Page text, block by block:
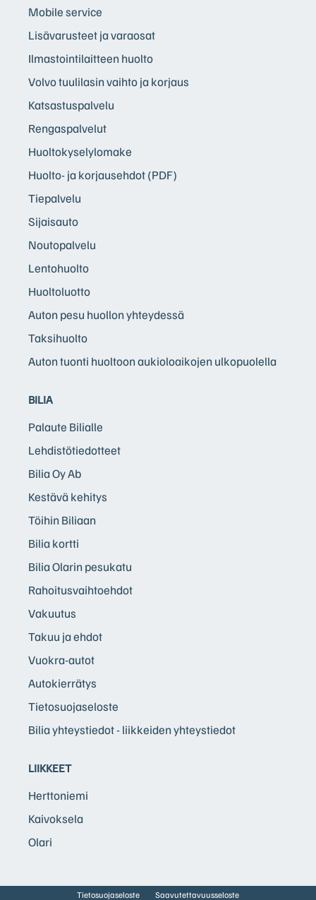
Mobile service
Lisävarusteet ja varaosat
Ilmastointilaitteen huolto
Volvo tuulilasin vaihto ja korjaus
Katsastuspalvelu
Rengaspalvelut
Huoltokyselylomake
Huolto- ja korjausehdot (PDF)
Tiepalvelu
Sijaisauto
Noutopalvelu
Lentohuolto
Huoltoluotto
Auton pesu huollon yhteydessä
Taksihuolto
Auton tuonti huoltoon aukioloaikojen ulkopuolella
BILIA
Palaute Bilialle
Lehdistötiedotteet
Bilia Oy Ab
Kestävä kehitys
Töihin Biliaan
Bilia kortti
Bilia Olarin pesukatu
Rahoitusvaihtoehdot
Vakuutus
Takuu ja ehdot
Vuokra-autot
Autokierrätys
Tietosuojaseloste
Bilia yhteystiedot - liikkeiden yhteystiedot
LIIKKEET
Herttoniemi
Kaivoksela
Olari
Tietosuojaseloste Saavutettavuusseloste